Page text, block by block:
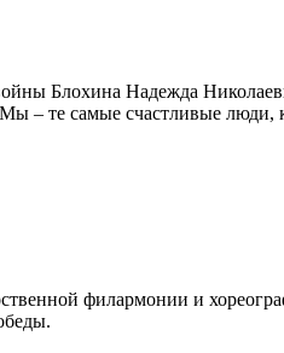
Блохина Надежда
те самые счастливые люди,
филармонии и